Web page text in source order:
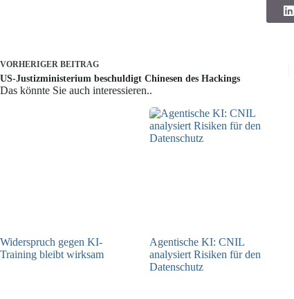
VORHERIGER BEITRAG
US-Justizministerium beschuldigt Chinesen des Hackings
Das könnte Sie auch interessieren..
Widerspruch gegen KI-
Training bleibt wirksam
Agentische KI: CNIL
analysiert Risiken für den
Datenschutz